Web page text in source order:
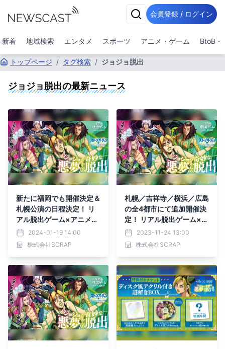
会員登録 / ログイン
新着 地域検索 エンタメ スポーツ アニメ・ゲーム BtoB・
トップページ / タグ検索 / ジョジョ脱出
ジョジョ脱出の最新ニュース
新たに福岡でも開催決定＆
札幌公演の日程決定！ リ
アル脱出ゲーム×アニメ
「ジョジョの奇妙な冒険
ストーンオーシャン」
『ジョジョの奇妙な悪夢か
2024-01-19 14:00
株式会社SCRAP
札幌／吉祥寺／横浜／広島
の全4都市にて追加開催決
定！ リアル脱出ゲーム×ア
ニメ「ジョジョの奇妙な冒
険 ストーンオーシャン」
『ジョジョの奇妙な悪夢か
2023-11-24 13:00
株式会社SCRAP